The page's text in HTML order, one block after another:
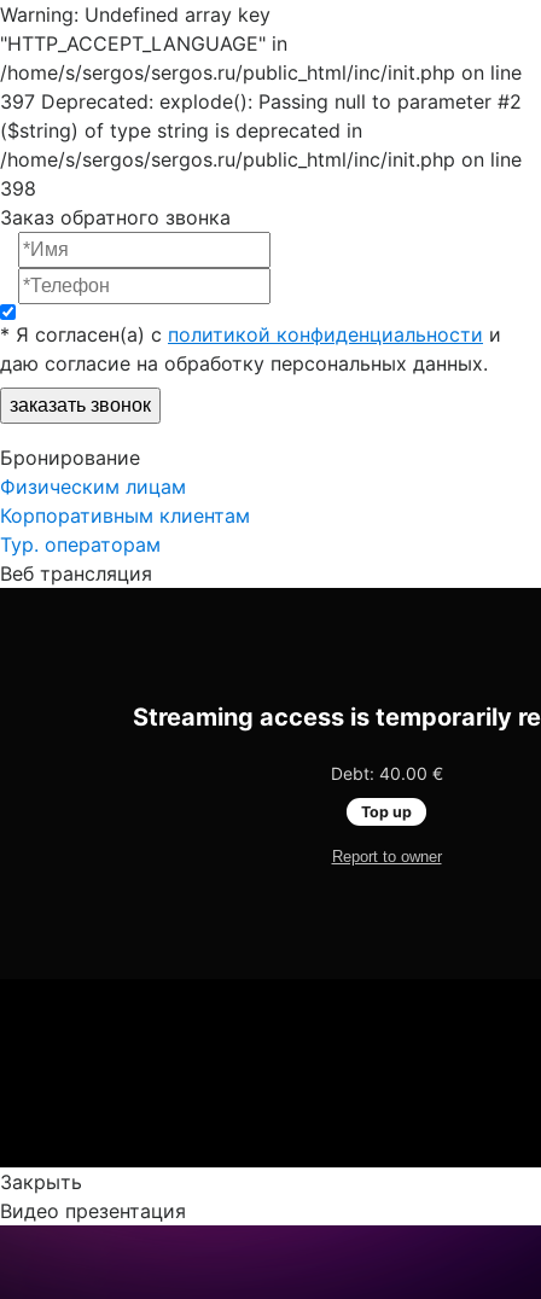
Warning: Undefined array key
"HTTP_ACCEPT_LANGUAGE" in
/home/s/sergos/sergos.ru/public_html/inc/init.php on line
397 Deprecated: explode(): Passing null to parameter #2
($string) of type string is deprecated in
/home/s/sergos/sergos.ru/public_html/inc/init.php on line
398
Заказ обратного звонка
* Я согласен(a) с политикой конфиденциальности и
даю согласие на обработку персональных данных.
заказать звонок
Бронирование
Физическим лицам
Корпоративным клиентам
Тур. операторам
Веб трансляция
Закрыть
Видео презентация